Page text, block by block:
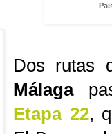
Dos rutas
Málaga
Etapa 22,